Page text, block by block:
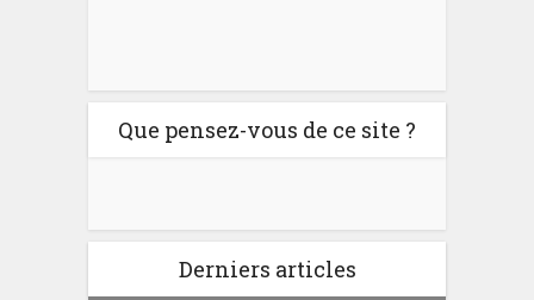
Que pensez-vous de ce site ?
Derniers articles